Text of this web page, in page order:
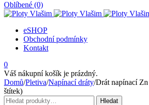
Oblíbené (0)
eSHOP
Obchodní podmínky
Kontakt
0
Váš nákupní košík je prázdný.
Domů/Pletiva/Napínací dráty/Drát napínací
štítek)
Hledat:
Hledat